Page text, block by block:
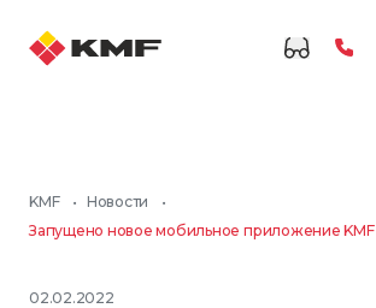
KMF • Новости
•
Запущено новое мобильное приложение KMF
02.02.2022